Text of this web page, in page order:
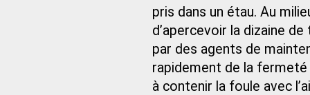
pris dans un étau. Au
d’apercevoir la dizaine
par des agents de
rapidement de la
à contenir la foule avec